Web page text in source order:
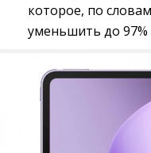
которое, по
уменьшить до 97%